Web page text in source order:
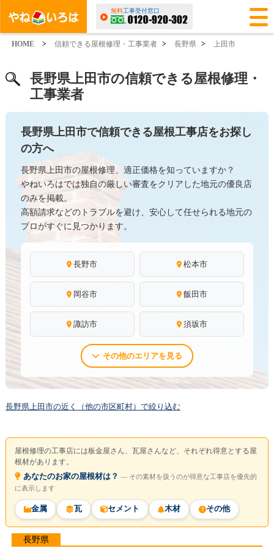
無料工事受付窓口
HOME > 信頼できる屋根修理・工事業者 > 長野県 > 上田市
長野県上田市の信頼できる屋根修理・
工事業者
長野県上田市で信頼できる屋根工事店をお探し
の方へ
長野県上田市の屋根修理、適正価格を知っていますか？
やねいろはでは独自の厳しい審査をクリアした地元の優良店
のみを掲載。
高額請求などのトラブルを避け、安心して任せられる地元の
プロがすぐに見つかります。
長野市 松本市
岡谷市 飯田市
諏訪市 須坂市
その他のエリアを見る
長野県上田市の近く（他の市区町村）で絞り込む
屋根修理の工事店には板金屋さん、瓦屋さんなど、それぞれ得意とする屋
根材があります。
あなたのお家の屋根材は？ ― その素材を扱うのが得意な工事店を優先的
に表示します
金属 瓦 セメント 木材 その他
長野県